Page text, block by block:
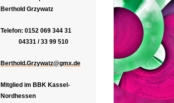
Berthold Grzywatz
Telefon: 0152 069 344 31
04331 / 33 99 510
Berthold.Grzywatz@gmx.de
Mitglied im BBK Kassel-
Nordhessen